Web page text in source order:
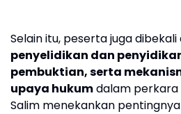
Selain itu, peserta juga
penyelidikan dan
pembuktian, serta
upaya hukumdalam perkara
Salim menekankan